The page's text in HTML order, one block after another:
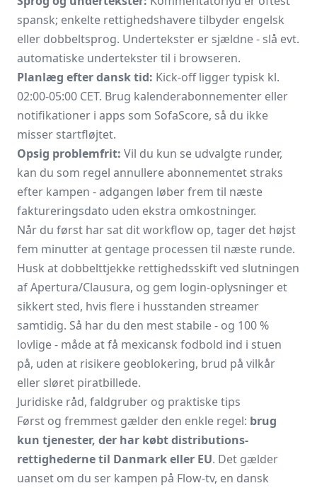
spansk; enkelte rettighedshavere tilbyder engelsk
eller dobbeltsprog. Undertekster er sjældne - slå evt.
automatiske undertekster til i browseren.
Planlæg efter dansk tid: Kick-off ligger typisk kl.
02:00-05:00 CET. Brug kalender­abonnementer eller
notifikationer i apps som SofaScore, så du ikke
misser startfløjtet.
Opsig problemfrit: Vil du kun se udvalgte runder,
kan du som regel annullere abonnementet straks
efter kampen - adgangen løber frem til næste
faktureringsdato uden ekstra omkostninger.
Når du først har sat dit workflow op, tager det højst
fem minutter at gentage processen til næste runde.
Husk at dobbelttjekke rettighedsskift ved slutningen
af Apertura/Clausura, og gem login-oplysninger et
sikkert sted, hvis flere i husstanden streamer
samtidig. Så har du den mest stabile - og 100 %
lovlige - måde at få mexicansk fodbold ind i stuen
på, uden at risikere geoblokering, brud på vilkår
eller sløret piratbillede.
Juridiske råd, faldgruber og praktiske tips
Først og fremmest gælder den enkle regel: brug
kun tjenester, der har købt distributions-
rettighederne til Danmark eller EU. Det gælder
uanset om du ser kampen på Flow-tv, en dansk